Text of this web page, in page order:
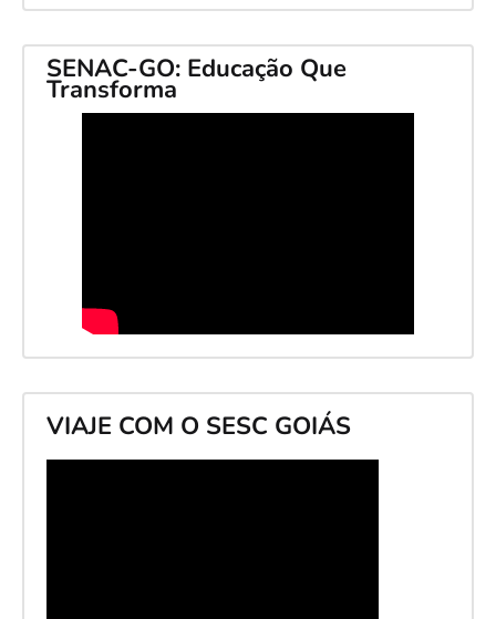
SENAC-GO: Educação Que
Transforma
VIAJE COM O SESC GOIÁS